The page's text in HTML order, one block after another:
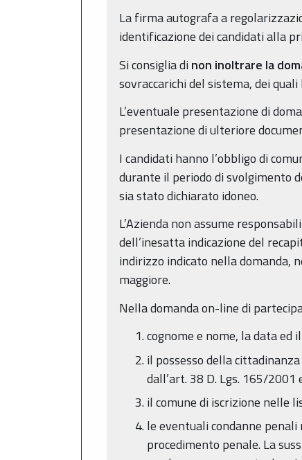
La firma autografa a
identificazione dei candidati alla
Si consiglia dinon inoltrare la
sovraccarichi del sistema, dei
L’eventuale presentazione di
presentazione di ulteriore
I candidati hanno l’obbligo di
durante il periodo di svolgimento
sia stato dichiarato idoneo.
L’Azienda non assume
dell’inesatta indicazione del
indirizzo indicato nella domanda,
maggiore.
Nella domanda on-line di
cognome e nome, la data ed
il possesso della
dall’art. 38 D. Lgs. 165/2001
il comune di iscrizione nelle
le eventuali condanne
procedimento penale. La